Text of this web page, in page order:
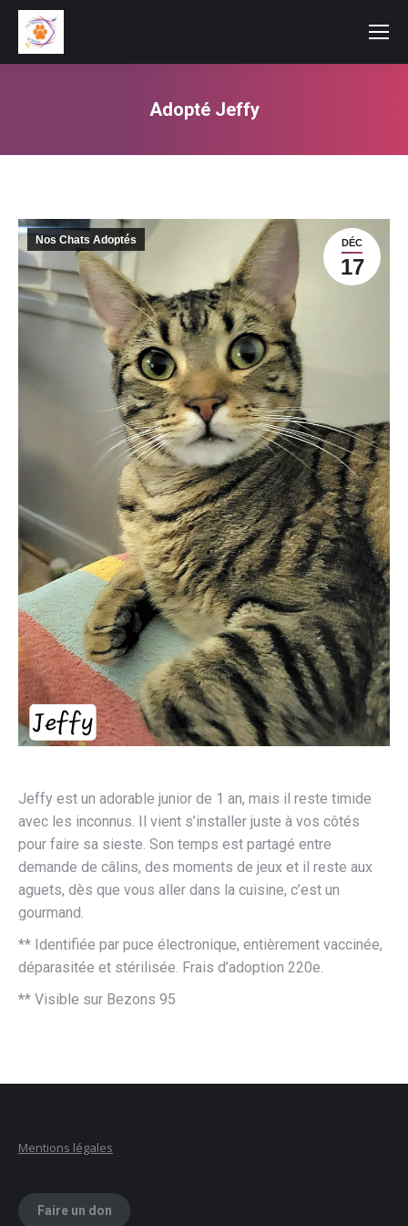
Adopté Jeffy
DÉC
17
Nos Chats Adoptés
Jeffy est un adorable junior de 1 an, mais il reste timide
avec les inconnus. Il vient s’installer juste à vos côtés
pour faire sa sieste. Son temps est partagé entre
demande de câlins, des moments de jeux et il reste aux
aguets, dès que vous aller dans la cuisine, c’est un
gourmand.
** Identifiée par puce électronique, entièrement vaccinée,
déparasitée et stérilisée. Frais d’adoption 220e.
** Visible sur Bezons 95
Mentions légales
Faire un don